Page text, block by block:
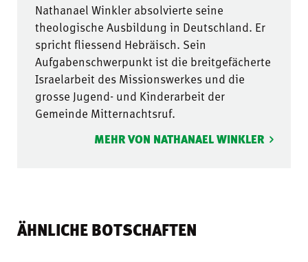
Nathanael Winkler absolvierte seine
theologische Ausbildung in Deutschland. Er
spricht fliessend Hebräisch. Sein
Aufgabenschwerpunkt ist die breitgefächerte
Israelarbeit des Missionswerkes und die
grosse Jugend- und Kinderarbeit der
Gemeinde Mitternachtsruf.
MEHR VON NATHANAEL WINKLER
ÄHNLICHE BOTSCHAFTEN